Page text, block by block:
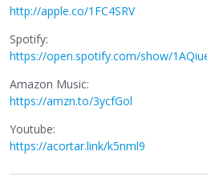
http://apple.co/1FC4SRV
Spotify:
https://open.spotify.com/show/
Amazon Music:
https://amzn.to/3ycfGol
Youtube:
https://acortar.link/k5nml9